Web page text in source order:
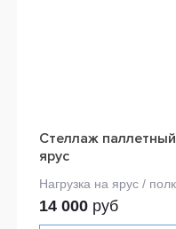
Стеллаж
ярус
14 000 руб